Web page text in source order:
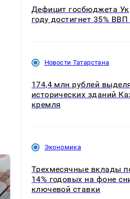
Дефицит госбюджета
году достигнет 35%
Новости Татарстана
174,4 млн рублей
исторических зданий
кремля
Экономика
Трехмесячные вклады
14% годовых на фоне
ключевой ставки